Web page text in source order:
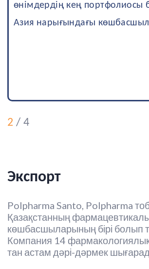
және сұраныстарға
3 / 4
Экспорт
Polpharma Santo, Polpharma
Қазақстанның
көшбасшыларының бірі болып
Компания 14
тан астам дәрі-дәрмек